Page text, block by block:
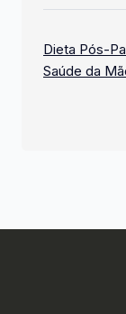
Dieta Pós-
Saúde da